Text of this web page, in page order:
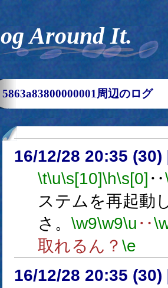
Log Around It.
5863a83800000001周辺のログ
16/12/28 20:35 (30)
\t\u\s[10]\h\s[0] ‥
ステムを再起動
さ。 \w9\w9\u ‥
取れるん？ \e
16/12/28 20:35 (30)